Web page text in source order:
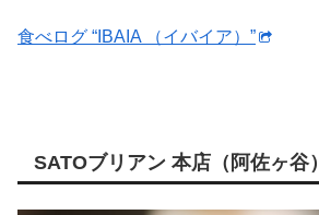
食べログ “IBAIA （イバイア）”
SATOブリアン 本店（阿佐ヶ谷）